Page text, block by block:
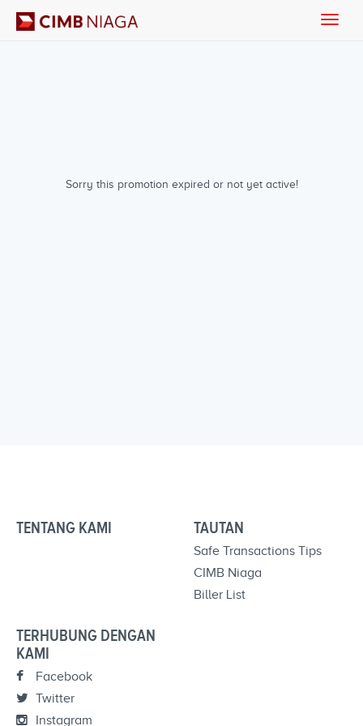
Sorry this promotion expired or not yet active!
Toggle
TENTANG KAMI TAUTAN
Safe Transactions Tips
CIMB Niaga
Biller List
TERHUBUNG DENGAN
KAMI
Facebook
Twitter
Instagram